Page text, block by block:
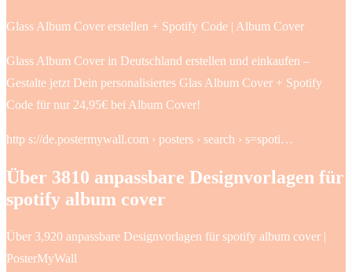
Glass Album Cover erstellen + Spotify Code | Album Cover
Glass Album Cover in Deutschland erstellen und einkaufen –
Gestalte jetzt Dein personalisiertes Glas Album Cover + Spotify
Code für nur 24,95€ bei Album Cover!
http s://de.postermywall.com › posters › search › s=spoti…
Über 3810 anpassbare Designvorlagen für
spotify album cover
Über 3,920 anpassbare Designvorlagen für spotify album cover |
PosterMyWall